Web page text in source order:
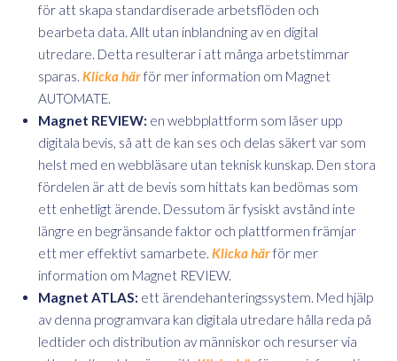
för att skapa standardiserade arbetsflöden och
bearbeta data. Allt utan inblandning av en digital
utredare. Detta resulterar i att många arbetstimmar
sparas. Klicka härför mer information om Magnet
AUTOMATE.
Magnet REVIEW: en webbplattform som låser upp
digitala bevis, så att de kan ses och delas säkert var som
helst med en webbläsare utan teknisk kunskap. Den stora
fördelen är att de bevis som hittats kan bedömas som
ett enhetligt ärende. Dessutom är fysiskt avstånd inte
längre en begränsande faktor och plattformen främjar
ett mer effektivt samarbete. Klicka härför mer
information om Magnet REVIEW.
Magnet ATLAS: ett ärendehanteringssystem. Med hjälp
av denna programvara kan digitala utredare hålla reda på
ledtider och distribution av människor och resurser via